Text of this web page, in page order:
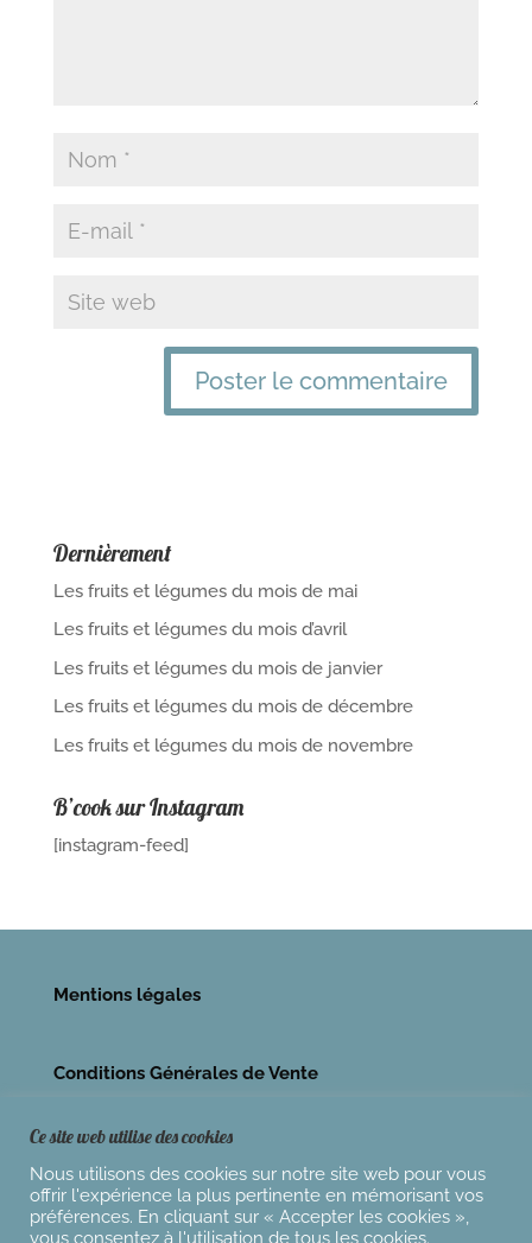
Dernièrement
Les fruits et légumes du mois de mai
Les fruits et légumes du mois d’avril
Les fruits et légumes du mois de janvier
Les fruits et légumes du mois de décembre
Les fruits et légumes du mois de novembre
B’cook sur Instagram
[instagram-feed]
Mentions légales
Conditions Générales de Vente
Ce site web utilise des cookies
Nous utilisons des cookies sur notre site web pour vous
offrir l'expérience la plus pertinente en mémorisant vos
préférences. En cliquant sur « Accepter les cookies »,
vous consentez à l'utilisation de tous les cookies.